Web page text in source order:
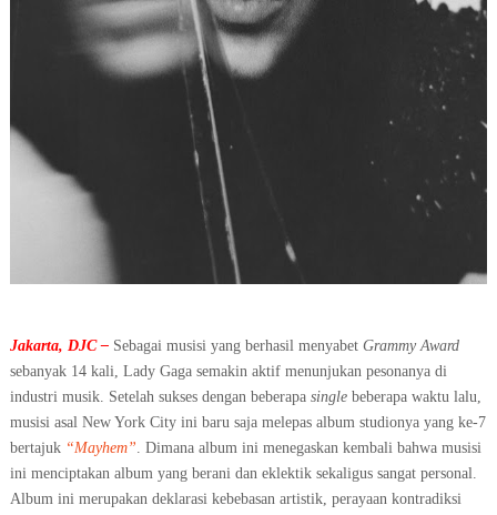
Jakarta, DJC – Sebagai musisi yang berhasil menyabet Grammy Award
sebanyak 14 kali, Lady Gaga semakin aktif menunjukan pesonanya di
industri musik. Setelah sukses dengan beberapa single beberapa waktu lalu,
musisi asal New York City ini baru saja melepas album studionya yang ke-7
bertajuk “Mayhem”. Dimana album ini menegaskan kembali bahwa musisi
ini menciptakan album yang berani dan eklektik sekaligus sangat personal.
Album ini merupakan deklarasi kebebasan artistik, perayaan kontradiksi